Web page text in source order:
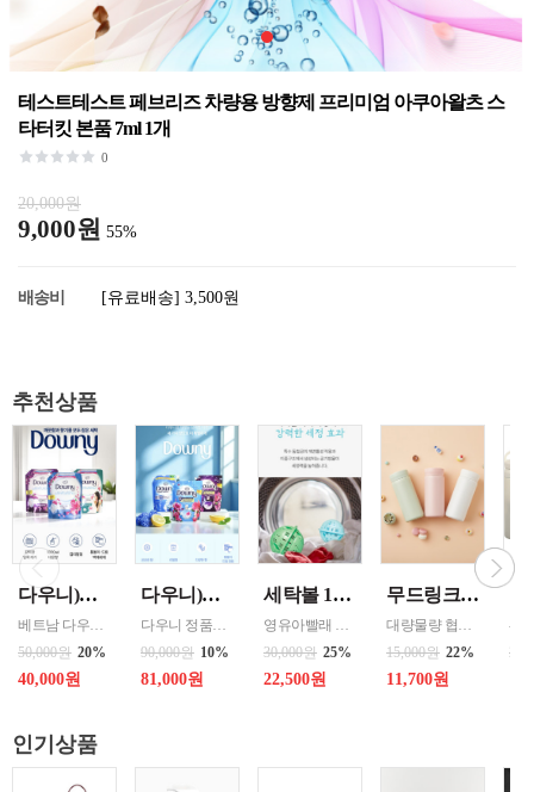
테스트테스트 페브리즈 차량용 방향제 프리미엄 아쿠아왈츠 스
타터킷 본품 7ml 1개
0
20,000원
9,000원 55%
배송비 [유료배송] 3,500원
추천상품
다우니)세탁세제 1.8리터 리필 _{3입 한박스단위판매 } 인도어 드라이(실내건조) / 썬라이즈 프레시 / 미스티크 / 가든볼륨
50,000원 20%
40,000원
다우니)섬유유연제 3리터 프레쉬 리필 _{ 4입 한박스단위 판매 } 선라이즈 / 프레쉬 브리즈 / 미스티크
90,000원 10%
81,000원
세탁볼 1개 500회 1년사용 살균 세정 탈취작용 중금속 및 스케일 방지 색상랜덤
30,000원 25%
22,500원
무드링크 코코미니 스텐텀블러 200ml / 색상선택 화이트 , 핑크 , 민트 / MDK-COCO
15,000원 22%
11,700원
인기상품